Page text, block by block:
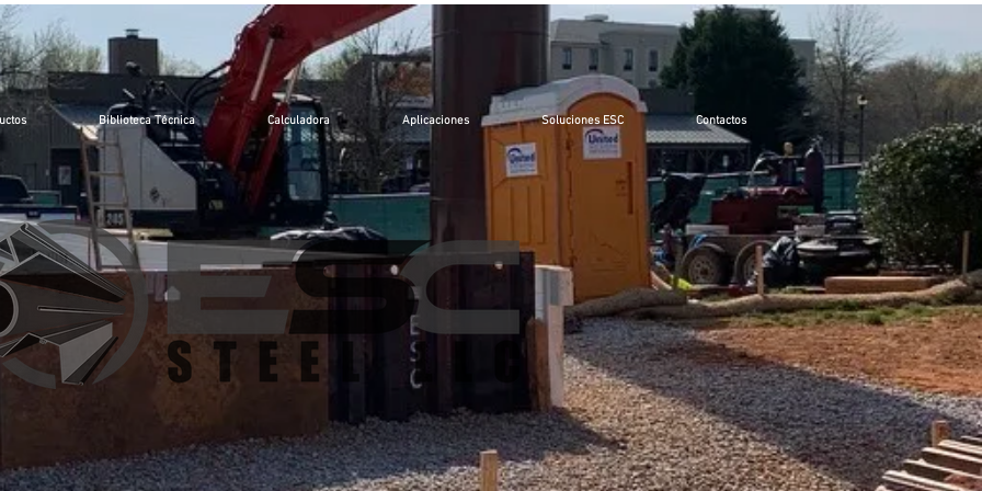
Biblioteca Técnica Calculadora Aplicaciones Soluciones ESC Contactos